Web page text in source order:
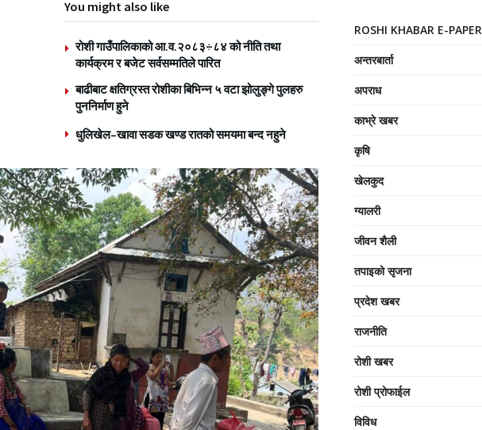
You might also like
रोशी गाउँपालिकाको आ.व.२०८३÷८४ को नीति तथा
कार्यक्रम र बजेट सर्वसम्मतिले पारित
बाढीबाट क्षतिग्रस्त रोशीका बिभिन्न ५ वटा झोलुङ्गे पुलहरु
पुननिर्माण हुने
धुलिखेल–खावा सडक खण्ड रातको समयमा बन्द नहुने
ROSHI KHABAR E-PAPER
अन्तरबार्ता
अपराध
काभ्रे खबर
कृषि
खेलकुद
ग्यालरी
जीवन शैली
तपाइको सृजना
प्रदेश खबर
राजनीति
रोशी खबर
रोशी प्रोफाईल
विविध